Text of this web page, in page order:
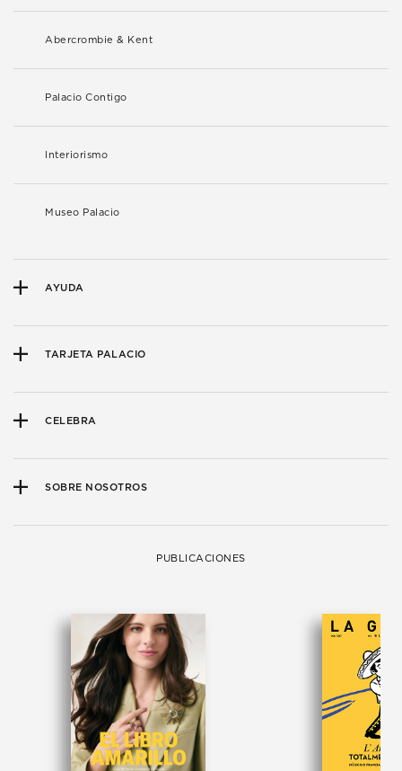
Abercrombie & Kent
Palacio Contigo
Interiorismo
Museo Palacio
AYUDA
TARJETA PALACIO
CELEBRA
SOBRE NOSOTROS
PUBLICACIONES